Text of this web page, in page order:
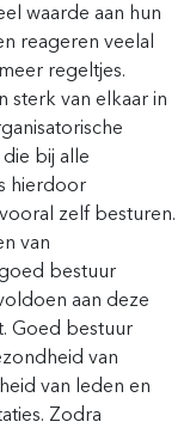
waarde aan hun
reageren veelal
regeltjes.
sterk van elkaar in
bij alle
hierdoor
zelf besturen.
van
bestuur
aan deze
Goed bestuur
van
van leden en
Zodra